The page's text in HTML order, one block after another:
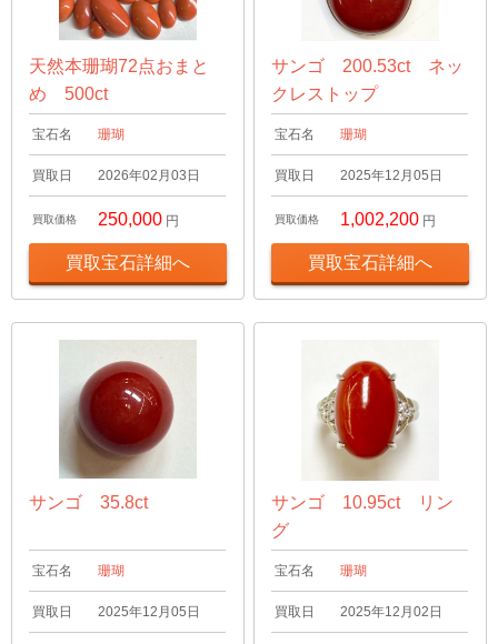
天然本珊瑚72点おまと
め 500ct
宝石名 珊瑚
買取日 2026年02月03日
買取価格 250,000 円
買取宝石詳細へ
サンゴ 200.53ct ネッ
クレストップ
宝石名 珊瑚
買取日 2025年12月05日
買取価格 1,002,200 円
買取宝石詳細へ
サンゴ 35.8ct
宝石名 珊瑚
買取日 2025年12月05日
サンゴ 10.95ct リン
グ
宝石名 珊瑚
買取日 2025年12月02日